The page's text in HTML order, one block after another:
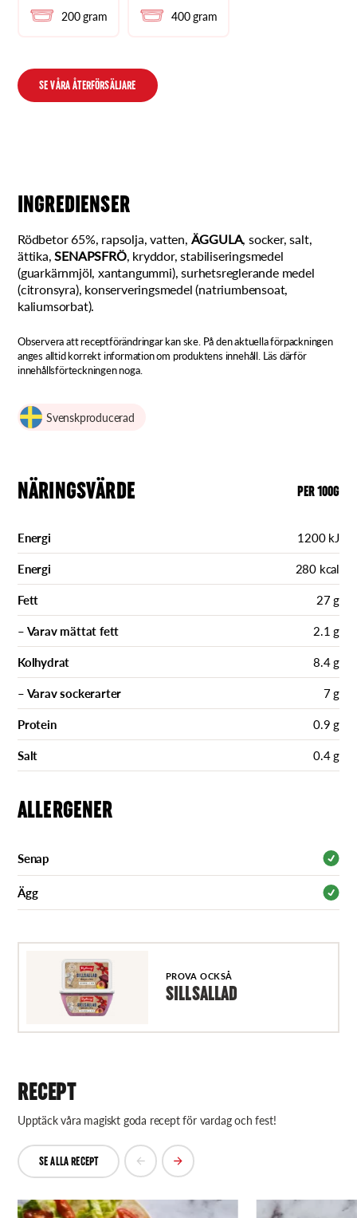
200 gram 400 gram
SE VÅRA ÅTERFÖRSÄLJARE
INGREDIENSER
Rödbetor 65%, rapsolja, vatten, ÄGGULA, socker, salt,
ättika,SENAPSFRÖ, kryddor, stabiliseringsmedel
(guarkärnmjöl, xantangummi), surhetsreglerande medel
(citronsyra), konserveringsmedel (natriumbensoat,
kaliumsorbat).
Observera att receptförändringar kan ske. På den aktuella förpackningen
anges alltid korrekt information om produktens innehåll. Läs därför
innehållsförteckningen noga.
Svenskproducerad
NÄRINGSVÄRDE PER 100G
Energi 1200 kJ
Energi 280 kcal
Fett 27 g
– Varav mättat fett 2.1 g
Kolhydrat 8.4 g
– Varav sockerarter 7 g
Protein 0.9 g
Salt 0.4 g
ALLERGENER
Senap
Ägg
PROVA OCKSÅ
SILLSALLAD
RECEPT
Upptäck våra magiskt goda recept för vardag och fest!
SE ALLA RECEPT